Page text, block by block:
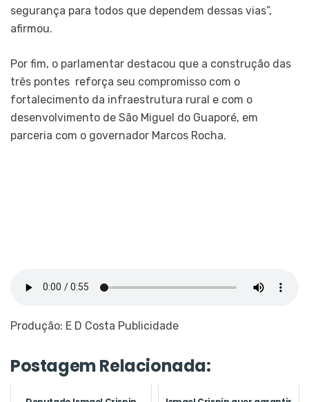
segurança para todos que dependem dessas vias”,
afirmou.
Por fim, o parlamentar destacou que a construção das
três pontes reforça seu compromisso com o
fortalecimento da infraestrutura rural e com o
desenvolvimento de São Miguel do Guaporé, em
parceria com o governador Marcos Rocha.
Produção: E D Costa Publicidade
Postagem Relacionada: